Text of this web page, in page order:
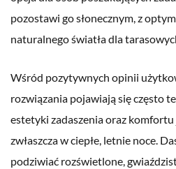
pozostawi go słonecznym, z
naturalnego światła dla
Wśród pozytywnych opinii
rozwiązania pojawiają się często
estetyki zadaszenia oraz
zwłaszcza w ciepłe, letnie noce.
podziwiać rozświetlone,